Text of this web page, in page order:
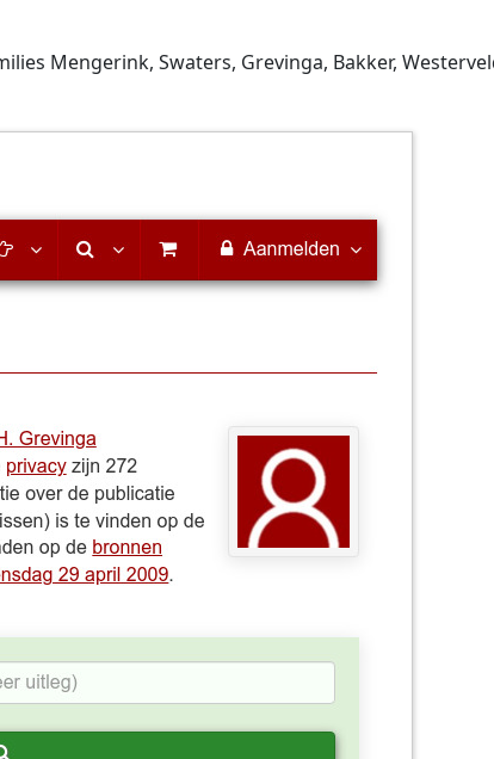
Mengerink, Swaters, Grevinga, Bakker,